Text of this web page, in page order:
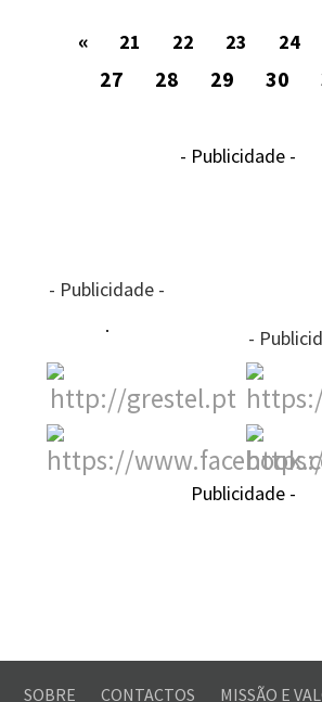
« 21 22 23 24
27
28 29 30
- Publicidade -
- Publicidade -
-
Publicidade -
SOBRE CONTACTOS MISSÃO E